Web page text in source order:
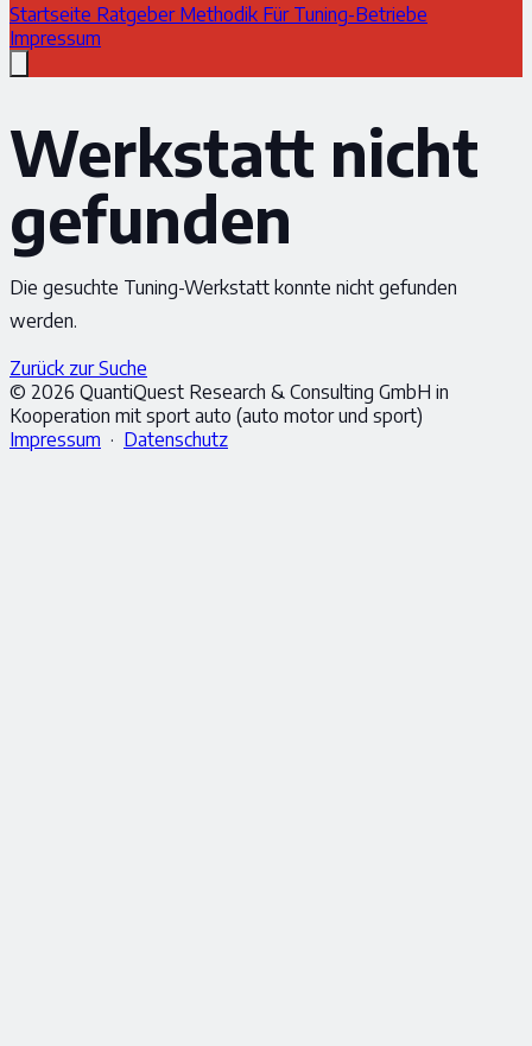
Startseite Ratgeber Methodik Für Tuning-Betriebe
Impressum
Werkstatt nicht
gefunden
Die gesuchte Tuning-Werkstatt konnte nicht gefunden
werden.
Zurück zur Suche
© 2026 QuantiQuest Research & Consulting GmbH in
Kooperation mit sport auto (auto motor und sport)
Impressum · Datenschutz